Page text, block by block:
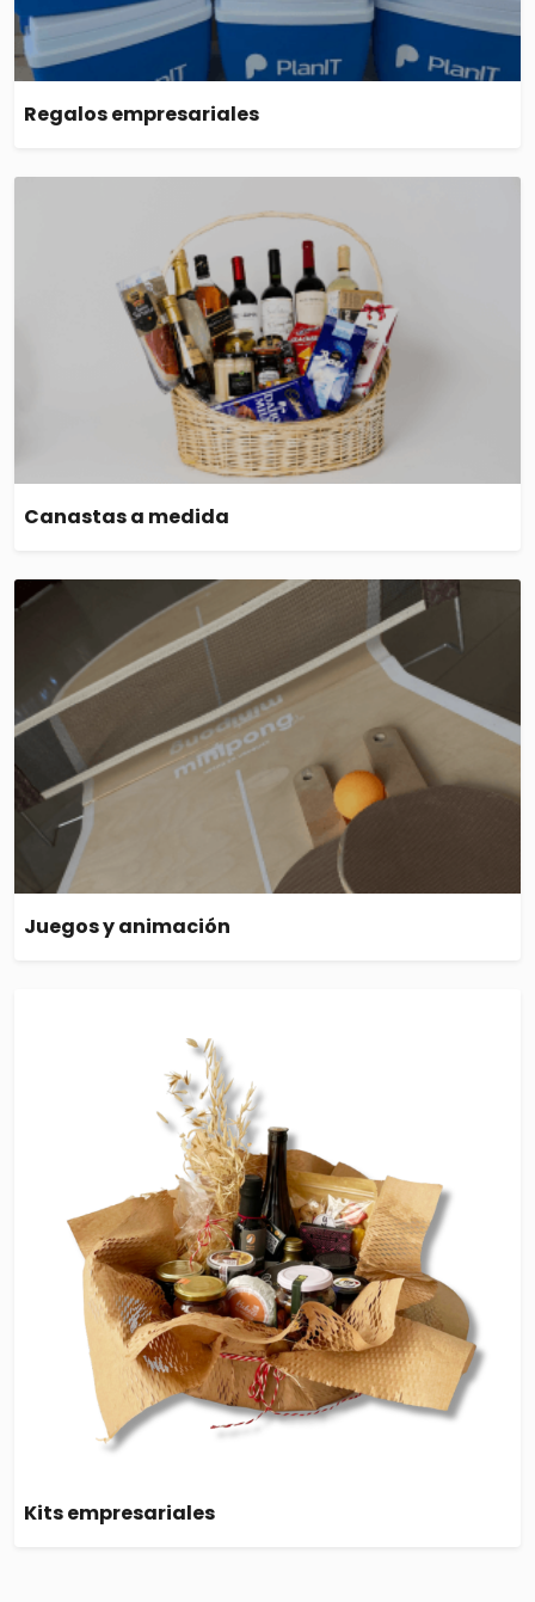
Regalos empresariales
Canastas a medida
Juegos y animación
Kits empresariales